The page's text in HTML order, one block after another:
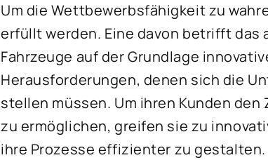
Um die Wettbewerbsfähigkeit zu
erfüllt werden. Eine davon betrifft das
Fahrzeuge auf der Grundlage
Herausforderungen, denen sich die
stellen müssen. Um ihren Kunden
zu ermöglichen, greifen sie zu
ihre Prozesse effizienter zu gestalten.